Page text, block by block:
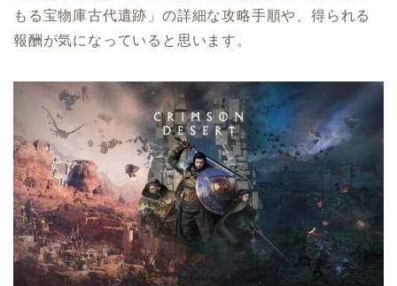
もる宝物庫古代遺跡」の詳細な攻略手順や、得られる
報酬が気になっていると思います。